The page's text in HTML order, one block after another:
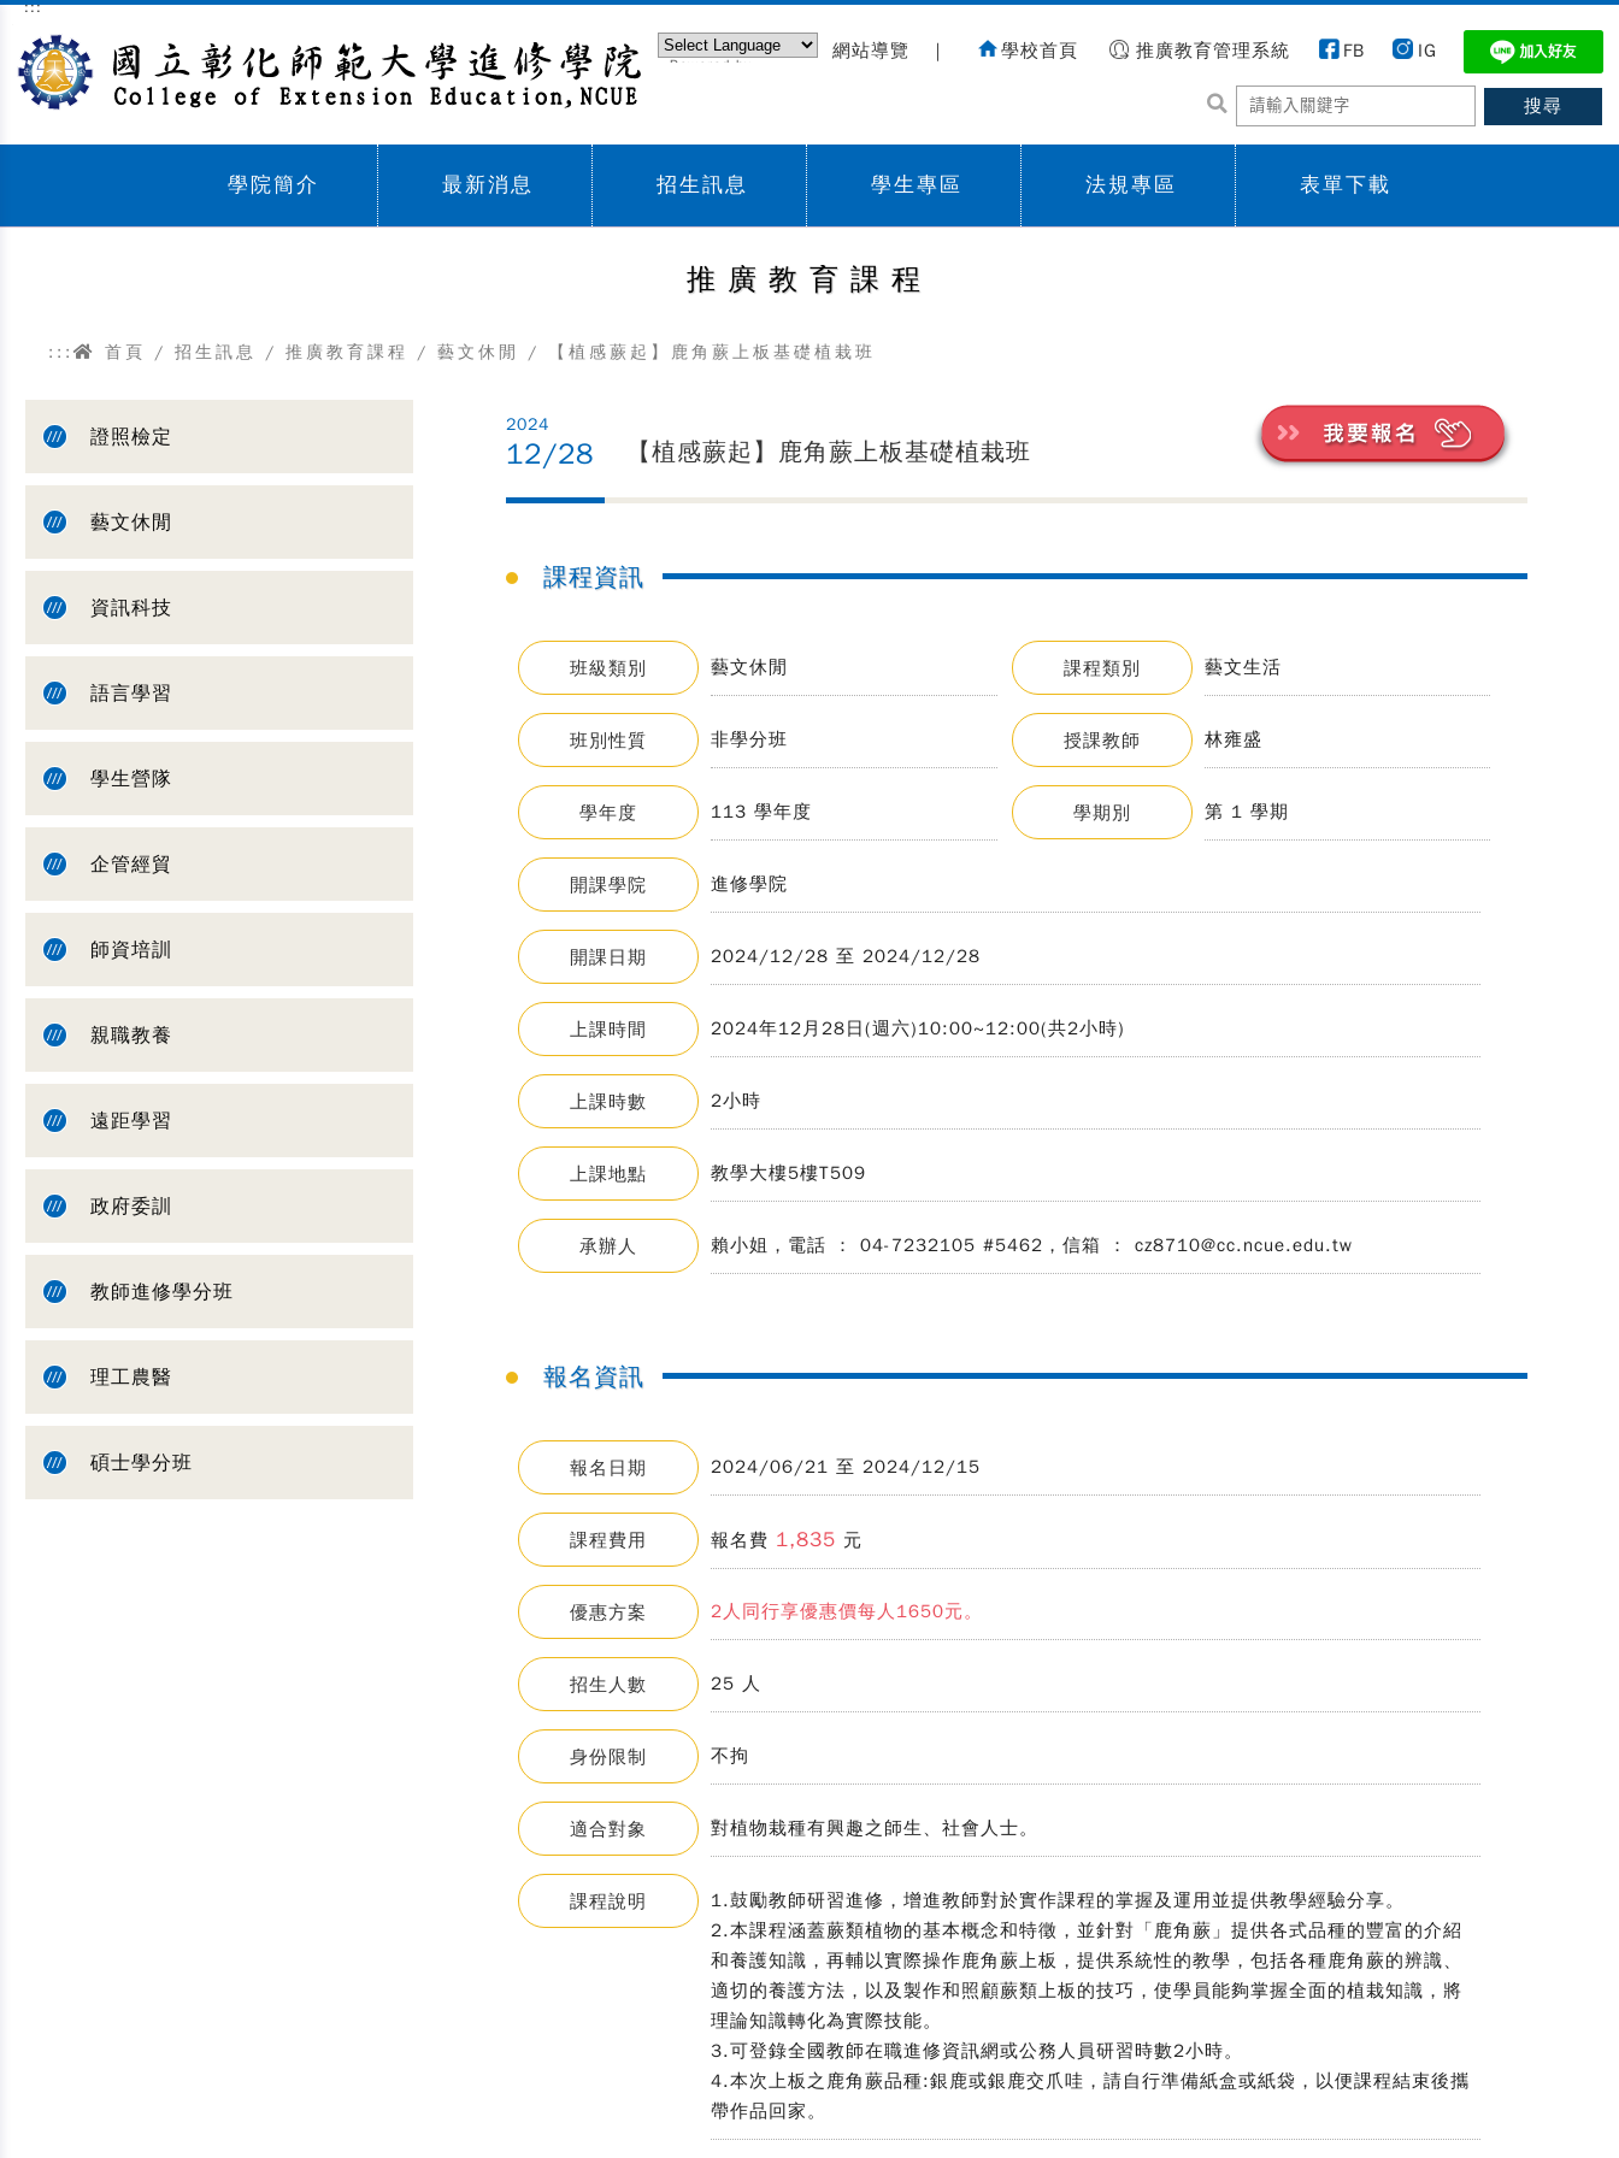
跳到主要內容區塊
:::
Powered by
網站導覽 ｜ 學校首頁 推廣教育管理系統 FB IG
學院簡介 最新消息 招生訊息 學生專區 法規專區 表單下載
推廣教育課程
::: 首頁 / 招生訊息 / 推廣教育課程 / 藝文休閒 / 【植感蕨起】鹿角蕨上板基礎植栽班
證照檢定
藝文休閒
資訊科技
語言學習
學生營隊
企管經貿
師資培訓
親職教養
遠距學習
政府委訓
教師進修學分班
理工農醫
碩士學分班
2024
12/28 【植感蕨起】鹿角蕨上板基礎植栽班
課程資訊
班級類別 藝文休閒 課程類別 藝文生活
班別性質 非學分班 授課教師 林雍盛
學年度 113 學年度 學期別 第 1 學期
開課學院 進修學院
開課日期 2024/12/28 至 2024/12/28
上課時間 2024年12月28日(週六)10:00~12:00(共2小時)
上課時數 2小時
上課地點 教學大樓5樓T509
承辦人 賴小姐，電話 ： 04-7232105 #5462，信箱 ： cz8710@cc.ncue.edu.tw
報名資訊
報名日期 2024/06/21 至 2024/12/15
課程費用 報名費 1,835 元
優惠方案 2人同行享優惠價每人1650元。
招生人數 25 人
身份限制 不拘
適合對象 對植物栽種有興趣之師生、社會人士。
課程說明
1.鼓勵教師研習進修，增進教師對於實作課程的掌握及運用並提供教學經驗分享。
2.本課程涵蓋蕨類植物的基本概念和特徵，並針對「鹿角蕨」提供各式品種的豐富的介紹
和養護知識，再輔以實際操作鹿角蕨上板，提供系統性的教學，包括各種鹿角蕨的辨識、
適切的養護方法，以及製作和照顧蕨類上板的技巧，使學員能夠掌握全面的植栽知識，將
理論知識轉化為實際技能。
3.可登錄全國教師在職進修資訊網或公務人員研習時數2小時。
4.本次上板之鹿角蕨品種:銀鹿或銀鹿交爪哇，請自行準備紙盒或紙袋，以便課程結束後攜
帶作品回家。